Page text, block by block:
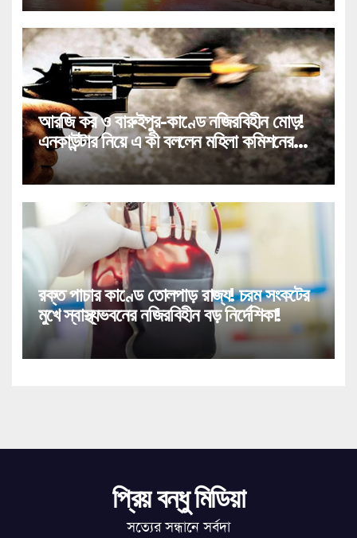
আরজি কর ও বারুইপুর-কাণ্ডে নজিরবিহীন মোড়!
এনকাউন্টার নিয়ে এ কী বললেন মহিলা কমিশনের
চেয়ারপার্সন!
রক্ত পাচার কাণ্ডে তোলপাড় রাজ্য! চরম সংকটের
মুখে স্বাস্থ্যভবনের নজিরবিহীন বড় নির্দেশিকা!
প্রিয় বন্ধু মিডিয়া
সত্যের সন্ধানে সর্বদা